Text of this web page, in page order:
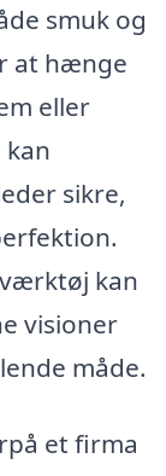
smuk og
at hænge
eller
sikre,
kan
visioner
måde.
et firma